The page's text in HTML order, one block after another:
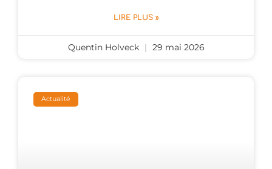
LIRE PLUS »
Quentin Holveck 29 mai 2026
Actualité